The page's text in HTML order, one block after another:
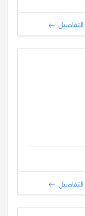
التفاصيل
التفاصيل